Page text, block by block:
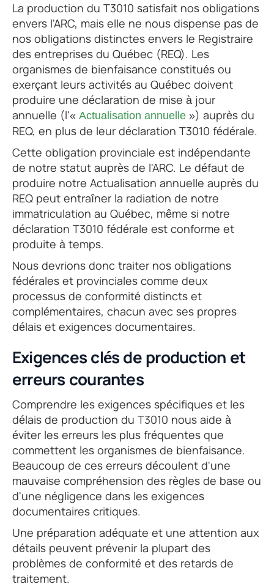
La production du T3010 satisfait nos obligations
envers l'ARC, mais elle ne nous dispense pas de
nos obligations distinctes envers le Registraire
des entreprises du Québec (REQ). Les
organismes de bienfaisance constitués ou
exerçant leurs activités au Québec doivent
produire une déclaration de mise à jour
annuelle (l'« Actualisation annuelle ») auprès du
REQ, en plus de leur déclaration T3010 fédérale.
Cette obligation provinciale est indépendante
de notre statut auprès de l'ARC. Le défaut de
produire notre Actualisation annuelle auprès du
REQ peut entraîner la radiation de notre
immatriculation au Québec, même si notre
déclaration T3010 fédérale est conforme et
produite à temps.
Nous devrions donc traiter nos obligations
fédérales et provinciales comme deux
processus de conformité distincts et
complémentaires, chacun avec ses propres
délais et exigences documentaires.
Exigences clés de production et
erreurs courantes
Comprendre les exigences spécifiques et les
délais de production du T3010 nous aide à
éviter les erreurs les plus fréquentes que
commettent les organismes de bienfaisance.
Beaucoup de ces erreurs découlent d'une
mauvaise compréhension des règles de base ou
d'une négligence dans les exigences
documentaires critiques.
Une préparation adéquate et une attention aux
détails peuvent prévenir la plupart des
problèmes de conformité et des retards de
traitement.